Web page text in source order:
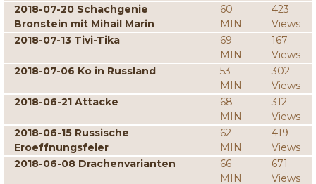
2018-07-20 Schachgenie
Bronstein mit Mihail Marin
60
MIN
423
Views
2018-07-13 Tivi-Tika
69
MIN
167
Views
2018-07-06 Ko in Russland
53
MIN
302
Views
2018-06-21 Attacke
68
MIN
312
Views
2018-06-15 Russische
Eroeffnungsfeier
62
MIN
419
Views
2018-06-08 Drachenvarianten
66
MIN
671
Views